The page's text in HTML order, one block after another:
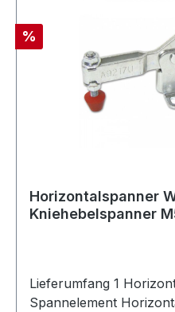
Rabatt
%
Horizontalspanner
Kniehebelspanner
Lieferumfang 1 Horizontalspanner Beschreibung
Spannelement